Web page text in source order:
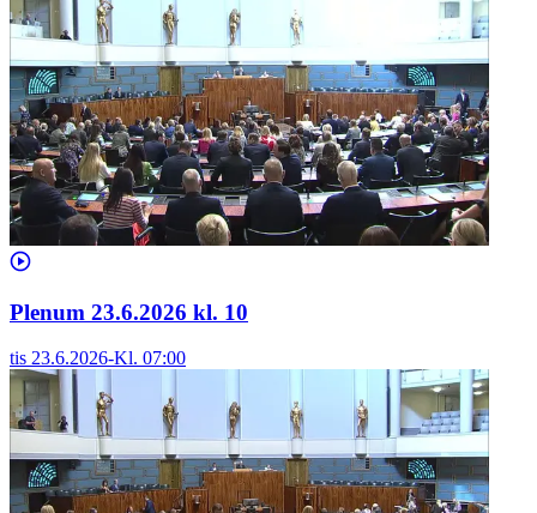
Plenum 23.6.2026 kl. 10
tis 23.6.2026-Kl. 07:00